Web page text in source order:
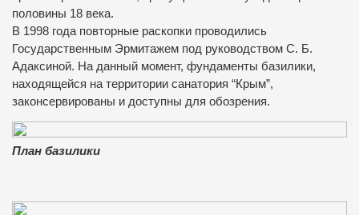
половины 18 века.
В 1998 года повторные раскопки проводились
Государственным Эрмитажем под руководством С. Б.
Адаксиной. На данный момент, фундаменты базилики,
находящейся на территории санатория “Крым”,
законсервированы и доступны для обозрения.
План базилики